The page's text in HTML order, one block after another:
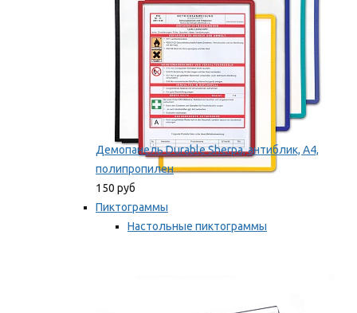
Демопанель Durable Sherpa, антиблик, А4,
полипропилен
150 руб
Пиктограммы
Настольные пиктограммы